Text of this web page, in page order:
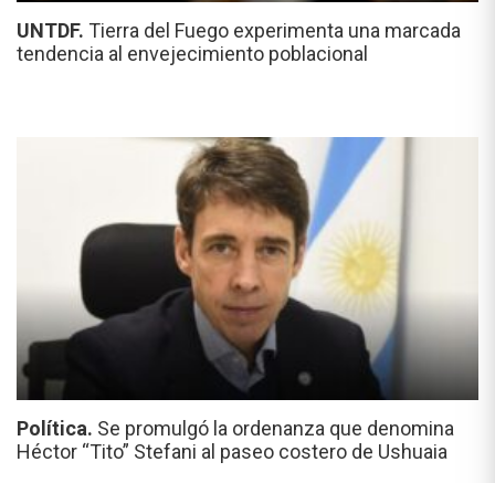
UNTDF. Tierra del Fuego experimenta una marcada
tendencia al envejecimiento poblacional
Política. Se promulgó la ordenanza que denomina
Héctor “Tito” Stefani al paseo costero de Ushuaia